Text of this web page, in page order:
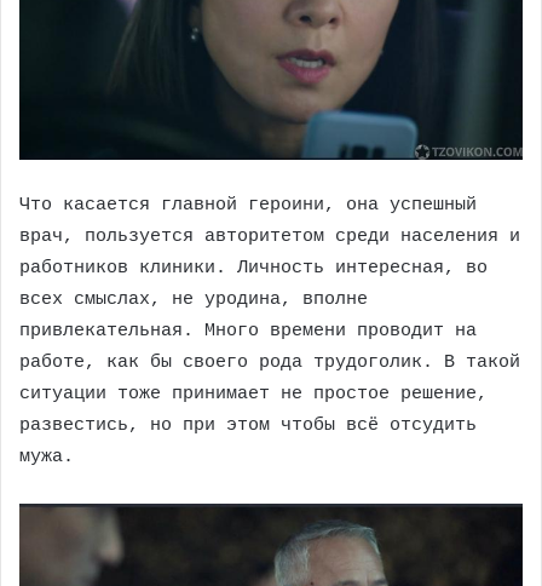
Что касается главной героини, она успешный
врач, пользуется авторитетом среди населения и
работников клиники. Личность интересная, во
всех смыслах, не уродина, вполне
привлекательная. Много времени проводит на
работе, как бы своего рода трудоголик. В такой
ситуации тоже принимает не простое решение,
развестись, но при этом чтобы всё отсудить
мужа.